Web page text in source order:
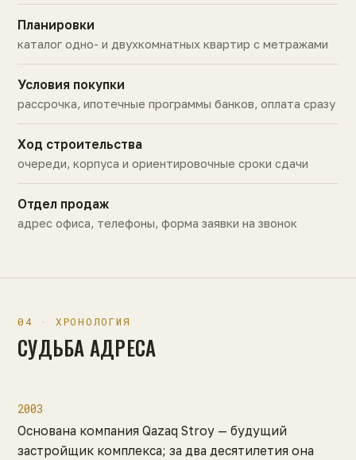
Планировки
каталог одно- и двухкомнатных квартир с метражами
Условия покупки
рассрочка, ипотечные программы банков, оплата сразу
Ход строительства
очереди, корпуса и ориентировочные сроки сдачи
Отдел продаж
адрес офиса, телефоны, форма заявки на звонок
04 · ХРОНОЛОГИЯ
СУДЬБА АДРЕСА
2003
Основана компания Qazaq Stroy — будущий
застройщик комплекса; за два десятилетия она